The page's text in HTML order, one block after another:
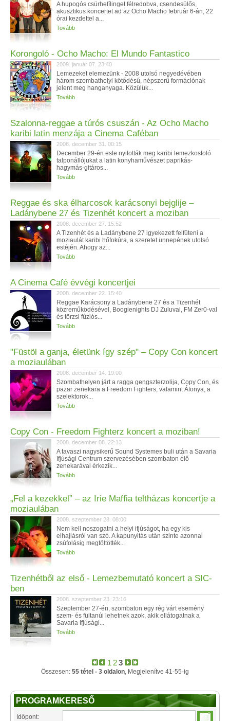
A hupogós csürhefílinget félredobva, csendesülős,
akusztikus koncertet ad az Ocho Macho február 6-án, 22
órai kezdettel a...
Tovább
Korongoló - Ocho Macho: El Mundo Fantastico
2009. január 07. 23:40
Lemezeket elemezünk - 2008 utolsó negyedévében
három szombathelyi kötődésű, népszerű formációnak
jelent meg hanganyaga. Közülük...
Tovább
Szalonna-reggae a túrós csuszán - Az Ocho Macho
karibi latin menzája a Cinema Caféban
2008. december 31. 00:15
December 29-én este nyitották meg karibi lemezkostoló
talponállójukat a latin konyhaművészet paprikás-
hagymás-gitáros...
Tovább
Reggae és ska élharcosok karácsonyi bejglije –
Ladánybene 27 és Tizenhét koncert a moziban
2008. december 27. 15:52
A Tizenhét és a Ladánybene 27 igyekezett felfűteni a
moziaulát karibi hőfokúra, a szeretet ünnepének utolsó
estéjén. Ahogy az...
Tovább
A Cinema Café évvégi koncertjei
2008. december 22. 15:40
Reggae Karácsony a Ladánybene 27 és a Tizenhét
közreműködésével, Boogienights DJ Zuluval, FM Zer0-val
és törzsi fúziós...
Tovább
"Füstöl a ganja, életünk így szép" – Copy Con koncert
a moziaulában
2008. december 14. 19:00
Szombathelyen járt a ragga gengszterzolija, Copy Con, és
pazar zenekara a Freedom Fighters, valamint Áfonya, a
szelektorok...
Tovább
Copy Con - Freedom Fighterz koncert a moziban!
2008. december 08. 22:13
A tavaszi nagysikerű Sound Systemes buli után a Savaria
Ifjúsági Centrum szervezésében szombaton élő
zenekarával érkezik...
Tovább
„Fel a kezekkel” – az Irie Maffia teltházas koncertje a
moziaulában
2008. szeptember 28. 08:00
Nem kell noszogatni a helyi ifjúságot, ha egy kis
elhajlásról van szó. A kapunyitás után szinte azonnal
zsúfolásig megtöltötték...
Tovább
Tizenhétből az első - Lemezbemutató koncert a SIC-
ben
2008. szeptember 23. 23:16
Szeptember 27-én, szombaton egy rég várt esemény
szem- és fültanúi lehetnek azok, akik ellátogatnak a
Savaria Ifjúsági...
Tovább
1 23
Összesen: 55 tétel - 3 oldalon, Megjelenítve 41-55-ig
PROGRAMKERESŐ
Időpont: